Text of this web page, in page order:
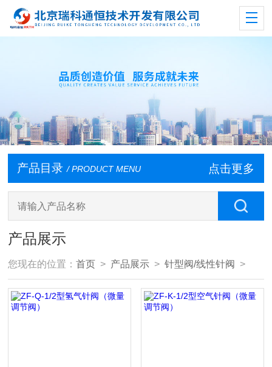
产品目录 / PRODUCT MENU 点击更多
产品展示
您现在的位置：首页 > 产品展示 >针型阀/线性针阀 >